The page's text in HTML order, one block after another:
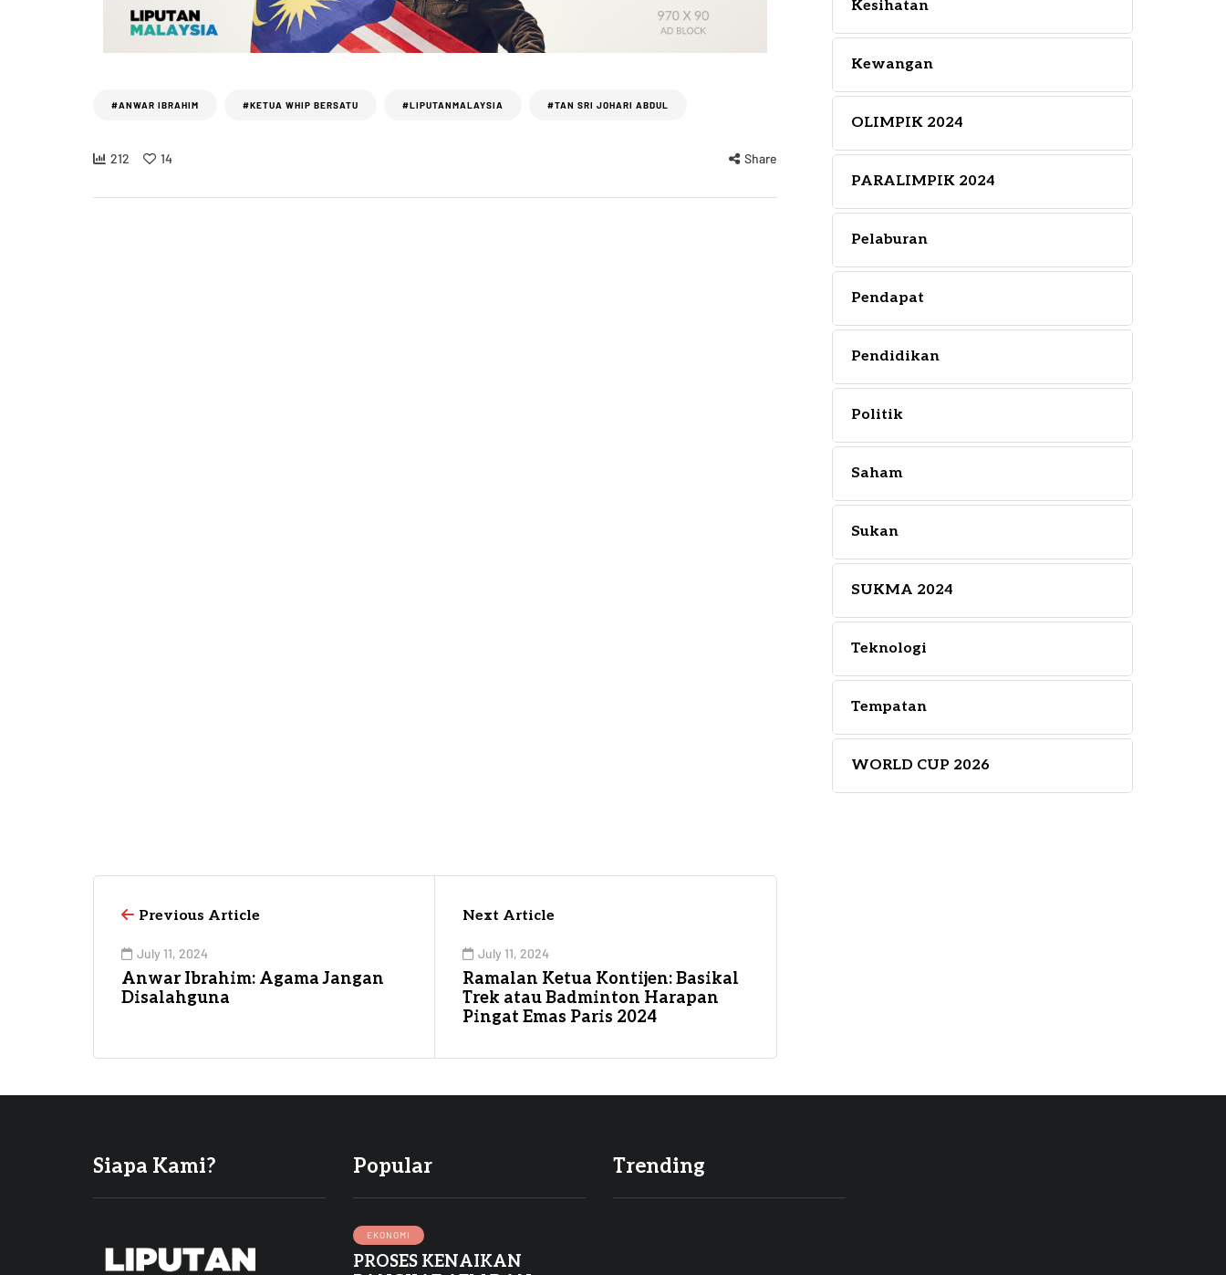
#ANWAR IBRAHIM #KETUA WHIP BERSATU #LIPUTANMALAYSIA #TAN SRI JOHARI ABDUL
212 14 Share
Kesihatan
Kewangan
OLIMPIK 2024
PARALIMPIK 2024
Pelaburan
Pendapat
Pendidikan
Politik
Saham
Sukan
SUKMA 2024
Teknologi
Tempatan
WORLD CUP 2026
Previous Article
July 11, 2024
Anwar Ibrahim: Agama Jangan
Disalahguna
Next Article
July 11, 2024
Ramalan Ketua Kontijen: Basikal
Trek atau Badminton Harapan
Pingat Emas Paris 2024
Siapa Kami? Popular
EKONOMI
PROSES KENAIKAN
Trending